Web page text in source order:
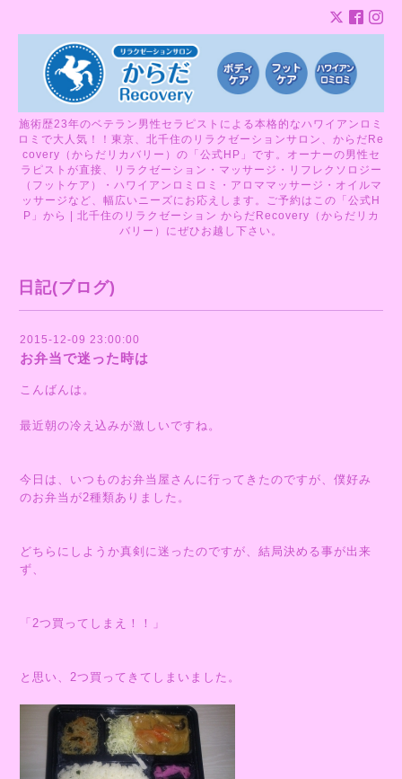
施術歴23年のベテラン男性セラピストによる本格的なハワイアンロミ
ロミで大人気！！東京、北千住のリラクゼーションサロン、からだRe
covery（からだリカバリー）の「公式HP」です。オーナーの男性セ
ラピストが直接、リラクゼーション・マッサージ・リフレクソロジー
（フットケア）・ハワイアンロミロミ・アロママッサージ・オイルマ
ッサージなど、幅広いニーズにお応えします。ご予約はこの「公式H
P」から | 北千住のリラクゼーション からだRecovery（からだリカ
バリー）にぜひお越し下さい。
日記(ブログ)
2015-12-09 23:00:00
お弁当で迷った時は
こんばんは。
最近朝の冷え込みが激しいですね。
今日は、いつものお弁当屋さんに行ってきたのですが、僕好み
のお弁当が2種類ありました。
どちらにしようか真剣に迷ったのですが、結局決める事が出来
ず、
「2つ買ってしまえ！！」
と思い、2つ買ってきてしまいました。